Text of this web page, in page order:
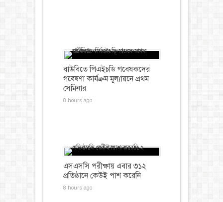
বাউবিতে পিএইচডি গবেষকদের
গবেষণা কার্যক্রম মূল্যায়নে প্রথম
সেমিনার
8 hours ago
এসএসসি পরীক্ষায় এবার ৩১২
প্রতিষ্ঠানে কেউই পাশ করেনি
8 hours ago